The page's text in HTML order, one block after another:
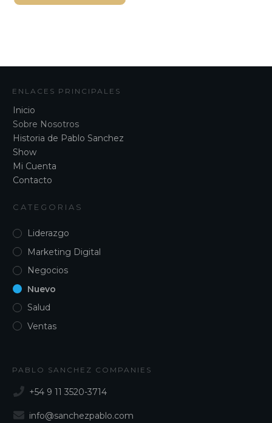
ENLACES PRINCIPALES
Inicio
Sobre Nosotros
Historia de Pablo Sanchez
Show
Mi Cuenta
Contacto
CATEGORIAS
Liderazgo
Marketing Digital
Negocios
Nuevo
Salud
Ventas
PABLO SANCHEZ COMPANIES
+54 9 11 3520-3714
info@sanchezpablo.com